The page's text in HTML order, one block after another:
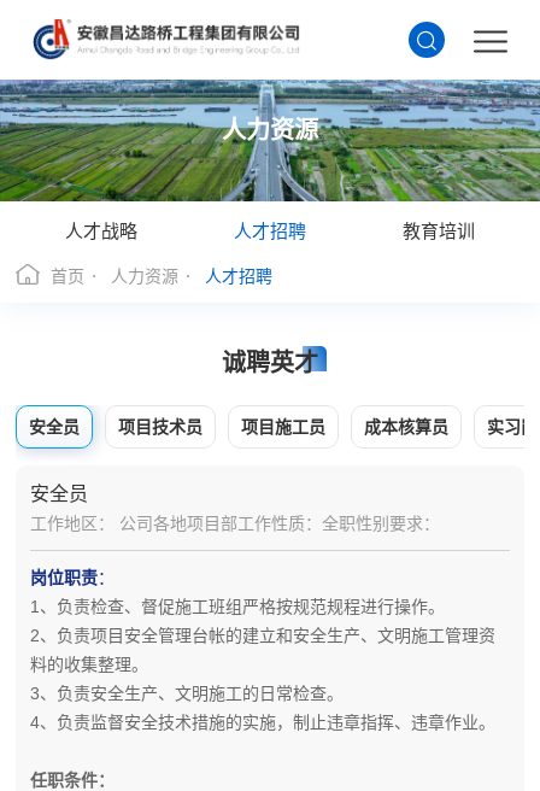
人力资源
人才战略 人才招聘 教育培训
首页 人力资源 人才招聘
诚聘英才
安全员 项目技术员 项目施工员 成本核算员 实习
安全员
工作地区： 公司各地项目部工作性质：全职性别要求：
岗位职责：
1、负责检查、督促施工班组严格按规范规程进行操作。
2、负责项目安全管理台帐的建立和安全生产、文明施工管理资
料的收集整理。
3、负责安全生产、文明施工的日常检查。
4、负责监督安全技术措施的实施，制止违章指挥、违章作业。
任职条件：